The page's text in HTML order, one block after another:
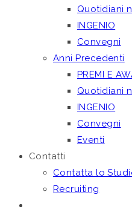
Quotidiani
INGENIO
Convegni
Anni Precedenti
PREMI E
Quotidiani
INGENIO
Convegni
Eventi
Contatti
Contatta lo
Recruiting